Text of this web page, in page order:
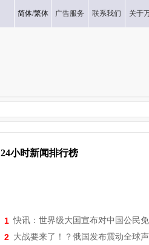
简体/繁体 广告服务 联系我们 关于
24小时新闻排行榜
1 快讯：世界级大国宣布对中国公民
2 大战要来了！？俄国发布震动全球